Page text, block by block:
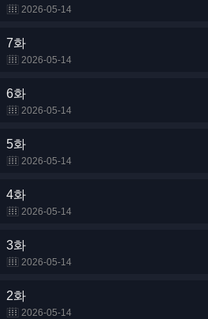
2026-05-14
7화
2026-05-14
6화
2026-05-14
5화
2026-05-14
4화
2026-05-14
3화
2026-05-14
2화
2026-05-14